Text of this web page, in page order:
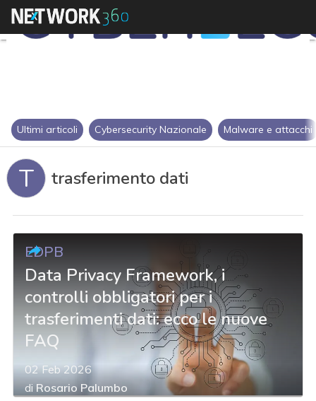
Ultimi articoli Cybersecurity Nazionale Malware e attacchi
T trasferimento dati
EDPB
Data Privacy Framework, i
controlli obbligatori per i
trasferimenti dati: ecco le nuove
FAQ
02 Feb 2026
diRosario Palumbo